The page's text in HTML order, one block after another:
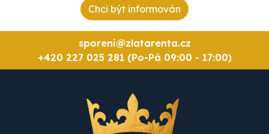
Chci být informován
sporeni@zlatarenta.cz
+420 227 025 281 (Po-Pá 09:00 - 17:00)